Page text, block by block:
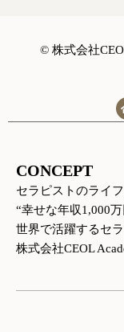
©️ 株式会社
CONCEPT
セラピストのライ
“幸せな年収1,000万
世界で活躍するセ
株式会社CEOL